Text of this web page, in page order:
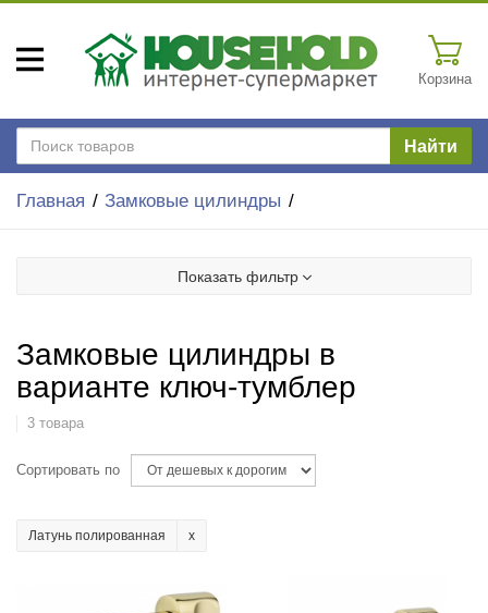
Корзина
Найти
Главная Замковые цилиндры
Показать фильтр
Замковые цилиндры в
варианте ключ-тумблер
3 товара
Сортировать по
Латунь полированная